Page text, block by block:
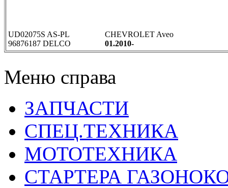
UD02075S AS-PL
96876187 DELCO
CHEVROLET Aveo
01.2010-
Меню справа
ЗАПЧАСТИ
СПЕЦ.ТЕХНИКА
МОТОТЕХНИКА
СТАРТЕРА